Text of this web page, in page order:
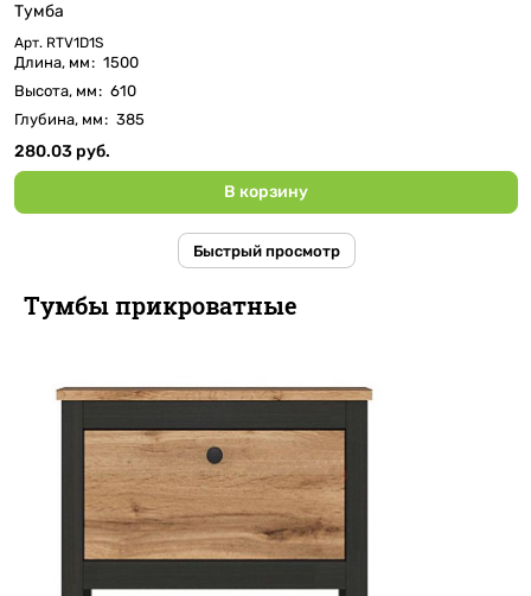
Тумба
Арт. RTV1D1S
Длина, мм: 1500
Высота, мм: 610
Глубина, мм: 385
280.03 руб.
В корзину
Быстрый просмотр
Тумбы прикроватные